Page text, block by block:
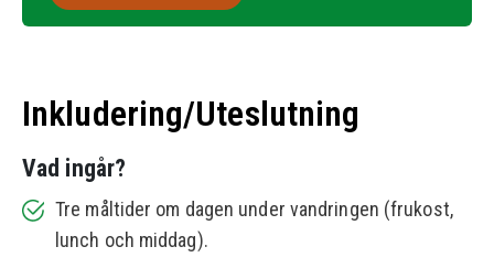
Inkludering/Uteslutning
Vad ingår?
Tre måltider om dagen under vandringen (frukost,
lunch och middag).